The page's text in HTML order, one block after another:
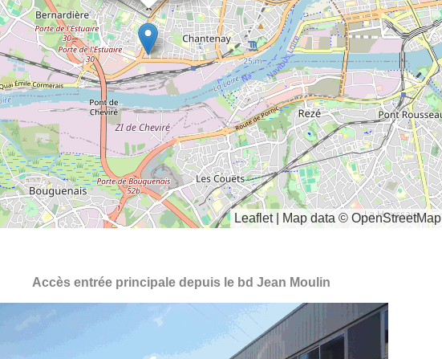
×
Leaflet | Map data © OpenStreetMap
Accès entrée principale depuis le bd Jean Moulin